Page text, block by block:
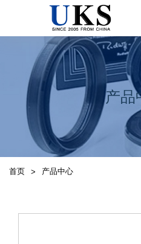
产品
首页 > 产品中心